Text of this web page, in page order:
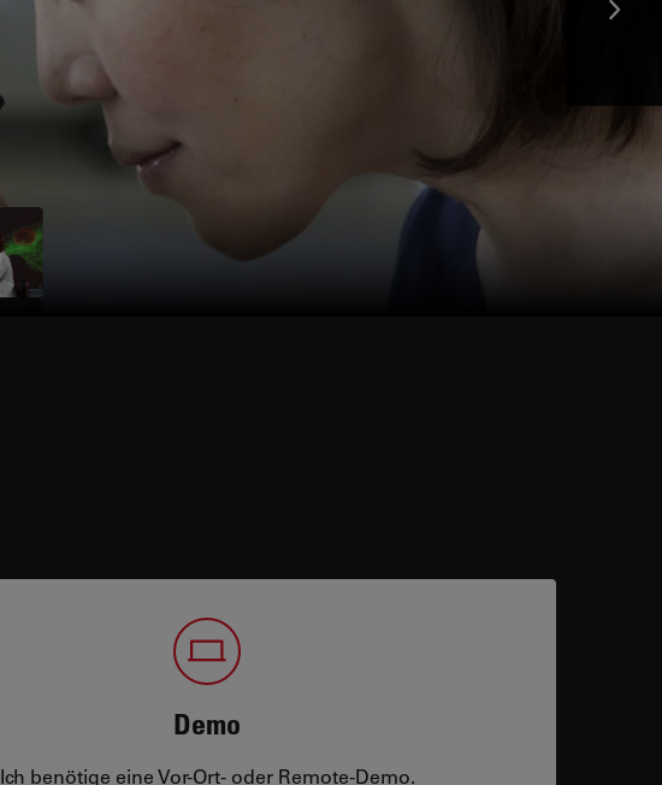
Demo
Ich benötige eine Vor-Ort- oder Remote-Demo.